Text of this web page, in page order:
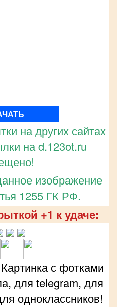
на других сайтах
на d.123ot.ru
изображение
1255 ГК РФ.
+1 к удаче:
с фотками
для telegram, для
одноклассников!